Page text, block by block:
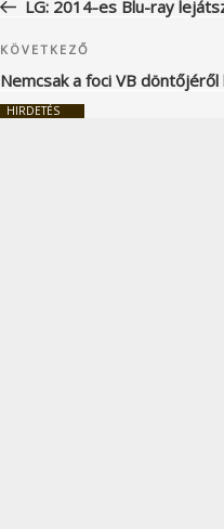
LG: 2014-es Blu-ray
Következő
bejegyzés
KÖVETKEZŐ
Nemcsak a foci VB
HIRDETÉS